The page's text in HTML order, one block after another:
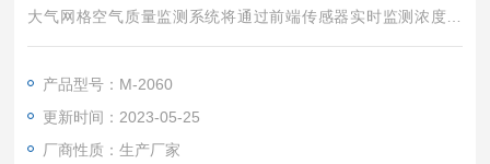
大气网格空气质量监测系统将通过前端传感器实时监测浓度数
据，并将其通过GPRS传输网络一直通过Internet发送到服务器监
所有者可以登录WEB网络版云平台查询数据，查看数据曲线分析
图，下载历史数据报告，查看运行电子地图数据的运行状态；另
产品型号：M-2060
更新时间：2023-05-25
厂商性质：生产厂家